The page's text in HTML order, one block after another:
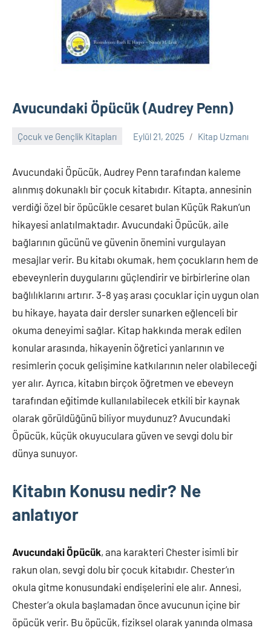
Avucundaki Öpücük (Audrey Penn)
Çocuk ve Gençlik Kitapları Eylül 21, 2025 Kitap Uzmanı
Yorum
Avucundaki Öpücük, Audrey Penn tarafından kaleme
alınmış dokunaklı bir çocuk kitabıdır. Kitapta, annesinin
verdiği özel bir öpücükle cesaret bulan Küçük Rakun’un
hikayesi anlatılmaktadır. Avucundaki Öpücük, aile
bağlarının gücünü ve güvenin önemini vurgulayan
mesajlar verir. Bu kitabı okumak, hem çocukların hem de
ebeveynlerin duygularını güçlendirir ve birbirlerine olan
bağlılıklarını artırır. 3-8 yaş arası çocuklar için uygun olan
bu hikaye, hayata dair dersler sunarken eğlenceli bir
okuma deneyimi sağlar. Kitap hakkında merak edilen
konular arasında, hikayenin öğretici yanlarının ve
resimlerin çocuk gelişimine katkılarının neler olabileceği
yer alır. Ayrıca, kitabın birçok öğretmen ve ebeveyn
tarafından eğitimde kullanılabilecek etkili bir kaynak
olarak görüldüğünü biliyor muydunuz? Avucundaki
Öpücük, küçük okuyuculara güven ve sevgi dolu bir
dünya sunuyor.
Kitabın Konusu nedir? Ne
anlatıyor
Avucundaki Öpücük, ana karakteri Chester isimli bir
rakun olan, sevgi dolu bir çocuk kitabıdır. Chester’ın
okula gitme konusundaki endişelerini ele alır. Annesi,
Chester’a okula başlamadan önce avucunun içine bir
öpücük verir. Bu öpücük, fiziksel olarak yanında olmasa